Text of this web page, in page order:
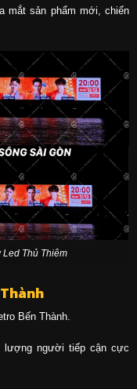
mắt sản phẩm mới, chiến
Led Thủ Thiêm
Bến Thành.
lượng người tiếp cận cực